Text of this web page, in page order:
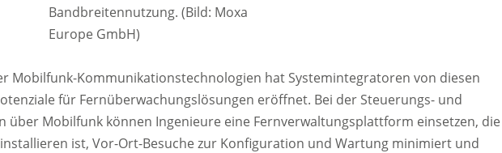
Bandbreitennutzung. (Bild: Moxa
Europe GmbH)
Mobilfunk-Kommunikationstechnologien hat Systemintegratoren von diesen
für Fernüberwachungslösungen eröffnet. Bei der Steuerungs- und
über Mobilfunk können Ingenieure eine Fernverwaltungsplattform einsetzen, die
ist, Vor-Ort-Besuche zur Konfiguration und Wartung minimiert und